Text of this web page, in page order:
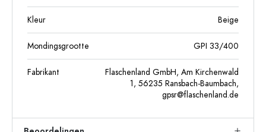
Kleur Beige
Mondingsgrootte GPI 33/400
Fabrikant
Flaschenland GmbH, Am Kirchenwald
1, 56235 Ransbach-Baumbach,
gpsr@flaschenland.de